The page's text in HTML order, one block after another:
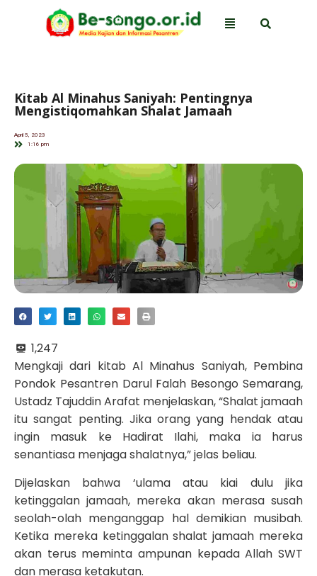
Kitab Al Minahus Saniyah: Pentingnya
Mengistiqomahkan Shalat Jamaah
April 5, 2023
1:16 pm
1,247
Mengkaji dari kitab Al Minahus Saniyah, Pembina
Pondok Pesantren Darul Falah Besongo Semarang,
Ustadz Tajuddin Arafat menjelaskan, “Shalat jamaah
itu sangat penting. Jika orang yang hendak atau
ingin masuk ke Hadirat Ilahi, maka ia harus
senantiasa menjaga shalatnya,” jelas beliau.
Dijelaskan bahwa ‘ulama atau kiai dulu jika
ketinggalan jamaah, mereka akan merasa susah
seolah-olah menganggap hal demikian musibah.
Ketika mereka ketinggalan shalat jamaah mereka
akan terus meminta ampunan kepada Allah SWT
dan merasa ketakutan.